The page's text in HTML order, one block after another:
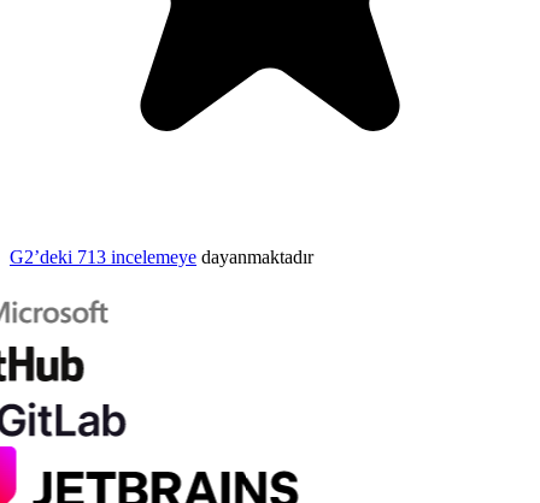
G2’deki 713 incelemeye dayanmaktadır